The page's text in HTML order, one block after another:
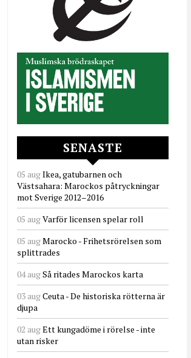
SENASTE
05 augIkea, gatubarnen och
Västsahara: Marockos påtryckningar
mot Sverige 2012–2016
05 augVarför licensen spelar roll
05 augMarocko - Frihetsrörelsen som
splittrades
04 augSå ritades Marockos karta
03 augCeuta - De historiska rötterna är
djupa
02 augEtt kungadöme i rörelse - inte
utan risker